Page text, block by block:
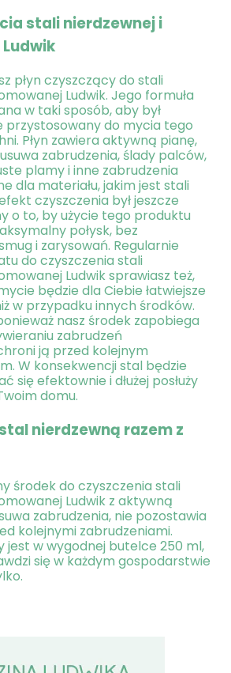
stali nierdzewnej i
płyn czyszczący do stali
Ludwik. Jego formuła
w taki sposób, aby był
przystosowany do mycia tego
Płyn zawiera aktywną pianę,
zabrudzenia, ślady palców,
plamy i inne zabrudzenia
dla materiału, jakim jest stali
czyszczenia był jeszcze
o to, by użycie tego produktu
połysk, bez
i zarysowań. Regularnie
do czyszczenia stali
Ludwik sprawiasz też,
będzie dla Ciebie łatwiejsze
w przypadku innych środków.
nasz środek zapobiega
zabrudzeń
ją przed kolejnym
W konsekwencji stal będzie
się efektownie i dłużej posłuży
domu.
nierdzewną razem z
środek do czyszczenia stali
Ludwik z aktywną
zabrudzenia, nie pozostawia
kolejnymi zabrudzeniami.
jest w wygodnej butelce 250 ml,
się w każdym gospodarstwie